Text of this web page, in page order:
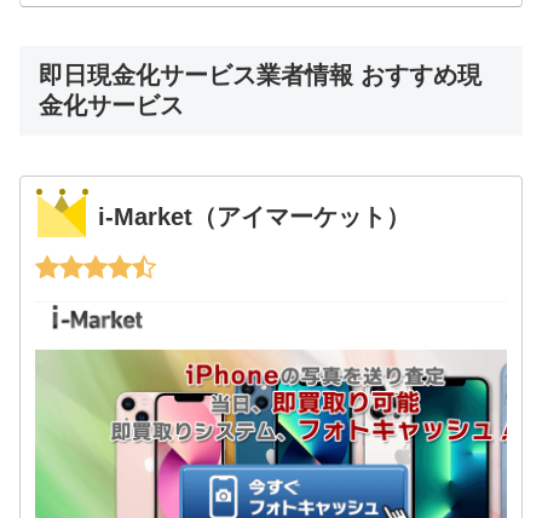
即日現金化サービス業者情報 おすすめ現
金化サービス
i-Market（アイマーケット）